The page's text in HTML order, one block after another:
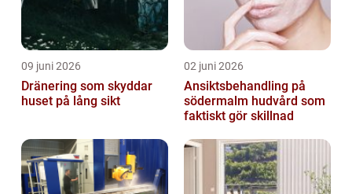
09 juni 2026
Dränering som skyddar
huset på lång sikt
02 juni 2026
Ansiktsbehandling på
södermalm hudvård som
faktiskt gör skillnad